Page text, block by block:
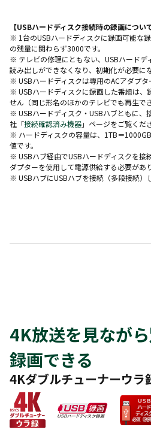
【USBハードディスク接続時の録画について
※ 1台のUSBハードディスクに録画可能な
の残量に関わらず3000です。
※ テレビの修理にともない、USBハードデ
読み出しができなくなり、初期化が必要に
※ USBハードディスクは専用のACアダプタ
※ USBハードディスクに録画した番組は、
せん（同じ形名のほかのテレビでも再生で
※ USBハードディスク・USBハブともに、
社「接続確認済み機器」ページをご覧くだ
※ ハードディスクの容量は、1TB＝
値です。
※ USBハブ経由でUSBハードディスクを接
ダプターを使用して電源供給する必要があり
※ USBハブにUSBハブを接続（多段接続）
4K放送を見なが
録画できる
4Kダブルチューナーウラ